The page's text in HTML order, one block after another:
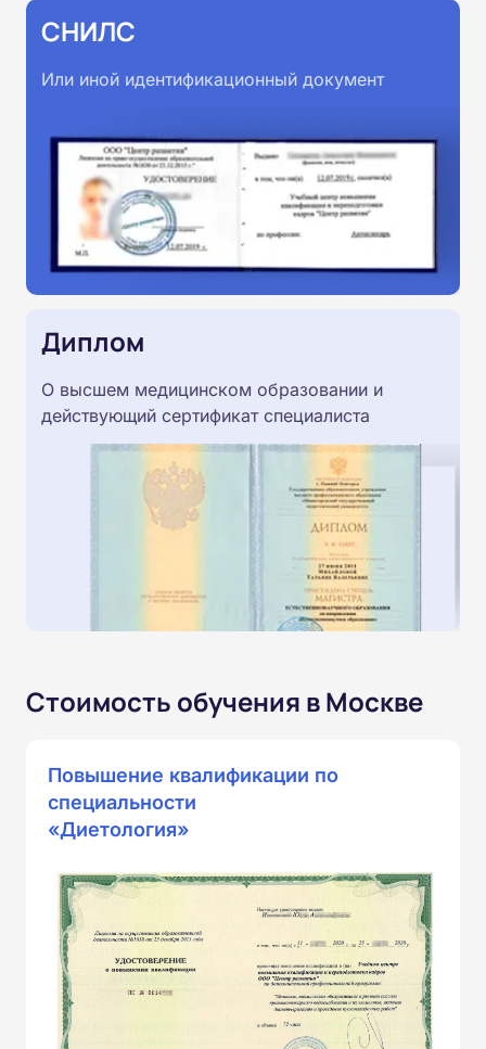
СНИЛС
Или иной идентификационный документ
Диплом
О высшем медицинском образовании и
действующий сертификат специалиста
Стоимость обучения в Москве
Повышение квалификации по
специальности
«Диетология»